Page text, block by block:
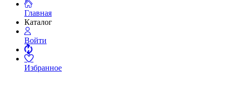
Главная
Каталог
Войти
Избранное